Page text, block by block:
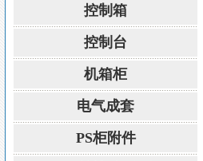
控制箱
控制台
机箱柜
电气成套
PS柜附件